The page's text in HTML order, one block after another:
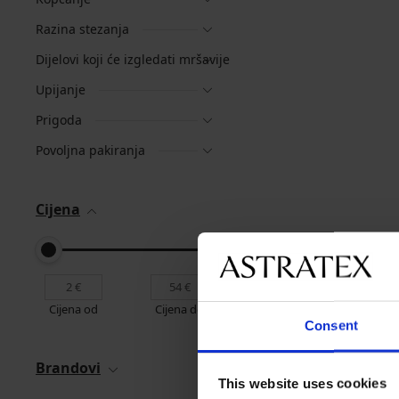
Consent
This website uses cookies
Razina stezanja
Dijelovi koji će izgledati mršavije
Upijanje
Prigoda
Povoljna pakiranja
Cijena
Cijena od Cijena do
Brandovi